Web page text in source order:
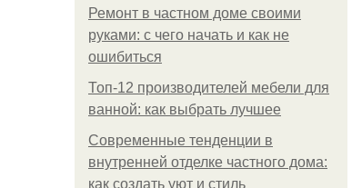
Ремонт в частном доме своими
руками: с чего начать и как не
ошибиться
Топ-12 производителей мебели для
ванной: как выбрать лучшее
Современные тенденции в
внутренней отделке частного дома:
как создать уют и стиль